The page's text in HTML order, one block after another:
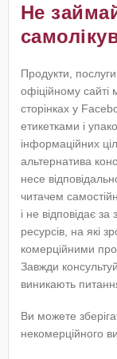
Не
Продукти,
офіційному сайті
сторінках у
етикетками і
інформаційних
альтернатива
несе
читачем
і не відповідає за
ресурсів, на які
комерційними
Завжди
виникають
Ви можете
некомерційного